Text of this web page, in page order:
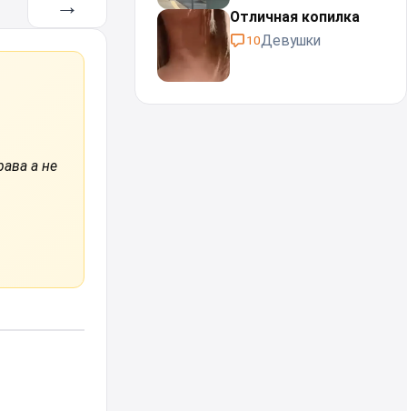
→
а не
Отличная копилка
10Девушки